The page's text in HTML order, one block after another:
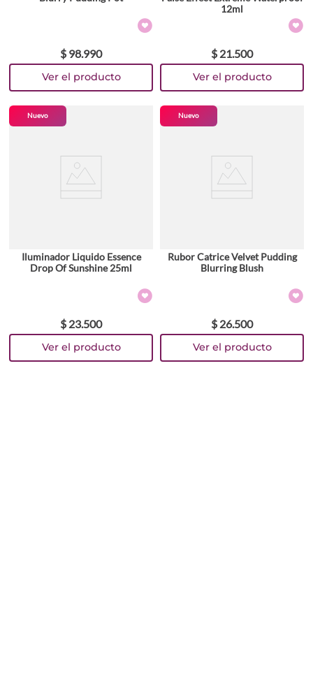
$ 98.990
12ml
$ 21.500
Nuevo
Iluminador Liquido Essence
Drop Of Sunshine 25ml
$ 23.500
Nuevo
Rubor Catrice Velvet Pudding
Blurring Blush
$ 26.500